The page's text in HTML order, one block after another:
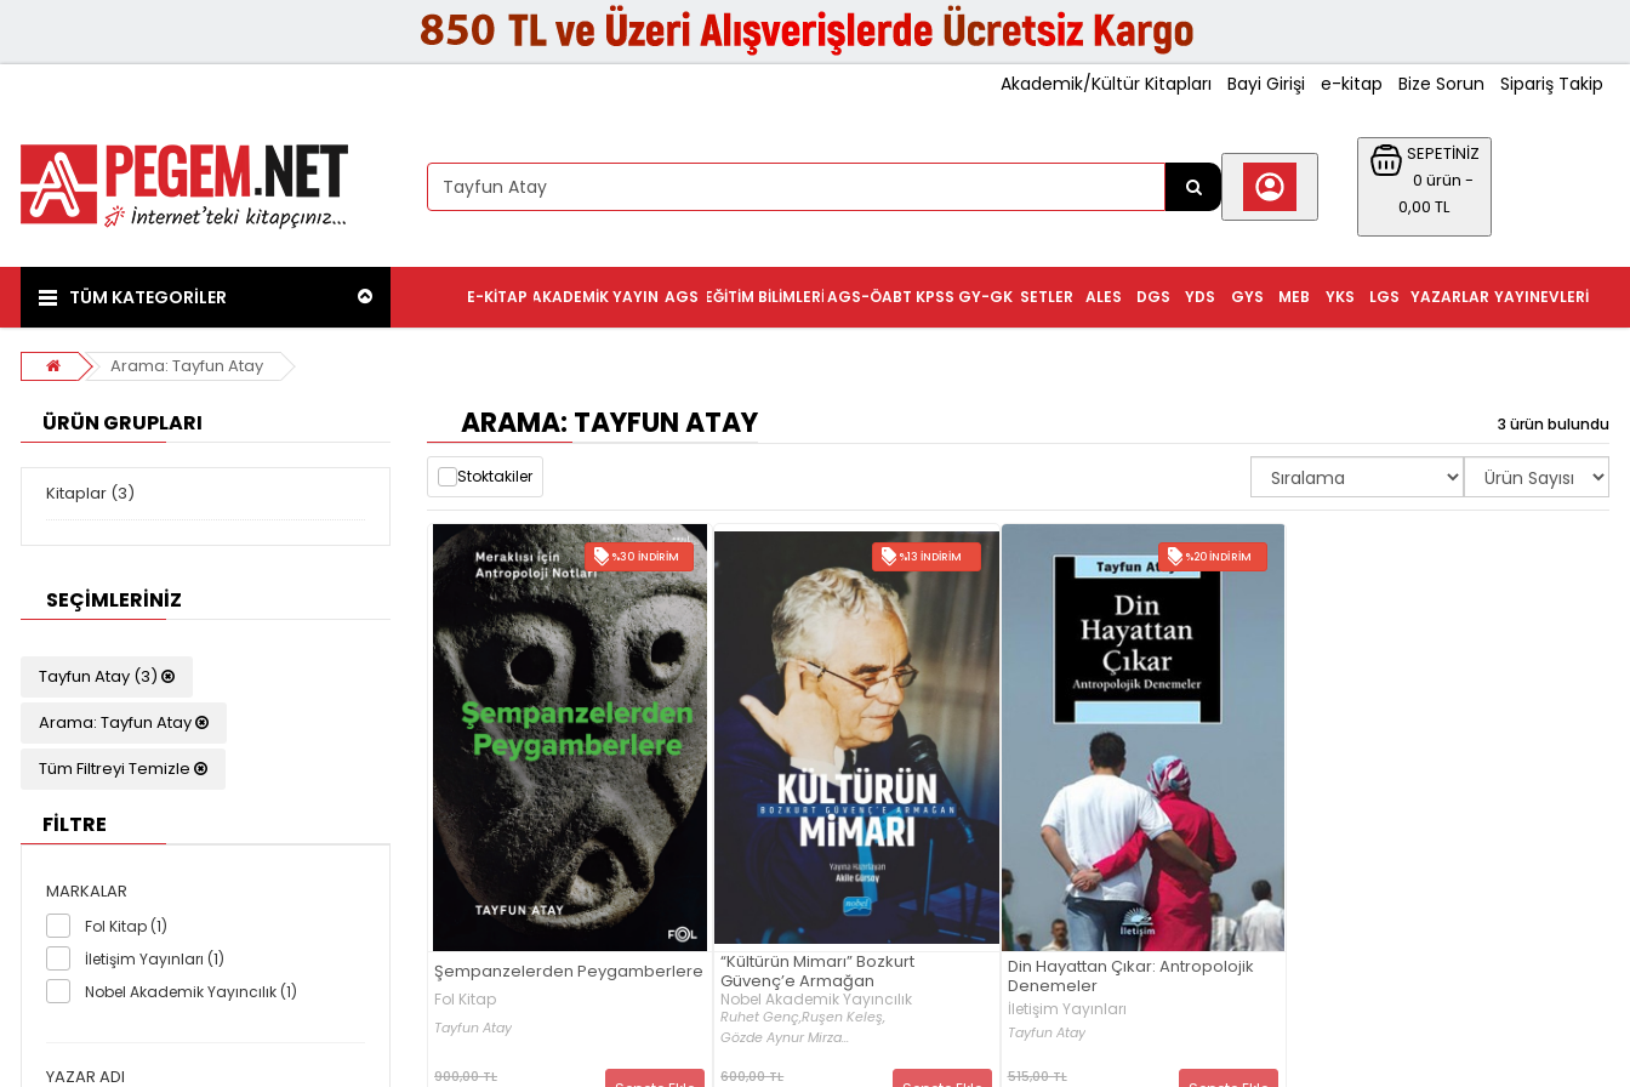
Akademik/Kültür Kitapları Bayi Girişi e-kitap Bize Sorun Sipariş Takip
SEPETİNİZ
0 ürün -
0,00 TL
TÜM KATEGORİLER YAYINEVLERI
YAZARLAR
LGS
YKS
MEB
GYS
YDS
DGS
ALES
SETLER
KPSS GY-GK
AGS-ÖABT
EĞITIM BILIMLERI
AGS
AKADEMIK YAYIN
E-KITAP
Arama: Tayfun Atay
ÜRÜN GRUPLARI
Kitaplar (3)
SEÇIMLERINIZ
Tayfun Atay (3)
Arama: Tayfun Atay
Tüm Filtreyi Temizle
FİLTRE
MARKALAR
Fol Kitap (1)
İletişim Yayınları (1)
Nobel Akademik Yayıncılık (1)
YAZAR ADI
ARAMA: TAYFUN ATAY 3 ürün bulundu
Stoktakiler
%30 İNDIRIM
Şempanzelerden Peygamberlere
Fol Kitap
Tayfun Atay
900,00 TL
%13 İNDIRIM
“Kültürün Mimarı” Bozkurt
Güvenç’e Armağan
Nobel Akademik Yayıncılık
Ruhet Genç,Ruşen Keleş,
Gözde Aynur Mirza...
600,00 TL
%20 İNDIRIM
Din Hayattan Çıkar: Antropolojik
Denemeler
İletişim Yayınları
Tayfun Atay
515,00 TL